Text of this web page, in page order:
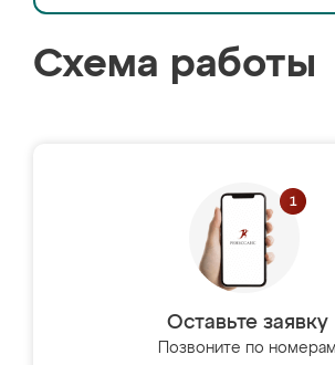
Схема работы
Оставьте заявку
Позвоните по номерам